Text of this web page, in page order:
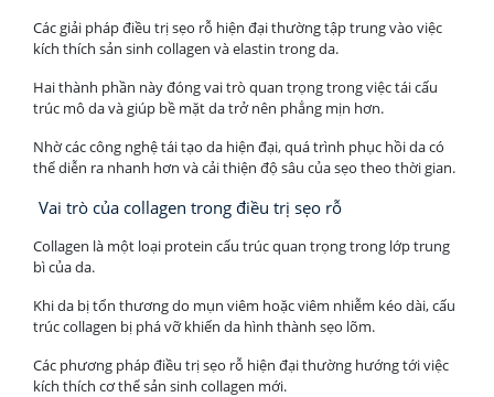
Các giải pháp điều trị sẹo rỗ hiện đại thường tập trung vào việc
kích thích sản sinh collagen và elastin trong da.
Hai thành phần này đóng vai trò quan trọng trong việc tái cấu
trúc mô da và giúp bề mặt da trở nên phẳng mịn hơn.
Nhờ các công nghệ tái tạo da hiện đại, quá trình phục hồi da có
thể diễn ra nhanh hơn và cải thiện độ sâu của sẹo theo thời gian.
Vai trò của collagen trong điều trị sẹo rỗ
Collagen là một loại protein cấu trúc quan trọng trong lớp trung
bì của da.
Khi da bị tổn thương do mụn viêm hoặc viêm nhiễm kéo dài, cấu
trúc collagen bị phá vỡ khiến da hình thành sẹo lõm.
Các phương pháp điều trị sẹo rỗ hiện đại thường hướng tới việc
kích thích cơ thể sản sinh collagen mới.